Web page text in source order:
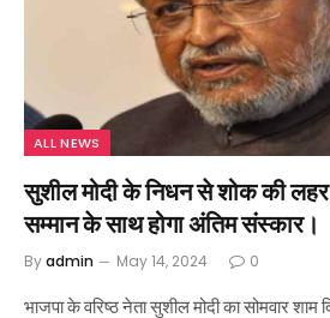
ALL NEWS
सुशील मोदी के निधन से शोक की
सम्मान के साथ होगा अंतिम संस्कार।
Byadmin May 14, 2024 0
भाजपा के वरिष्ठ नेता सुशील मोदी का सोमवार